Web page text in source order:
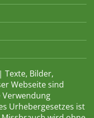
Texte, Bilder,
Webseite sind
Verwendung
Urhebergesetzes ist